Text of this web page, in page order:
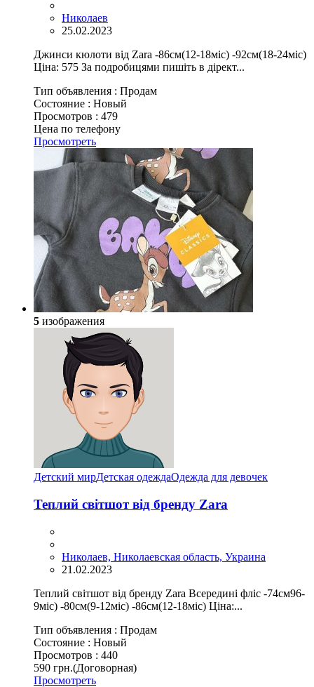
Николаев
25.02.2023
Джинси кюлоти від Zara -86см(12-18міс) -92см(18-24міс)
Ціна: 575 За подробицями пишіть в дірект...
Тип объявления : Продам
Состояние : Новый
Просмотров : 479
Цена по телефону
Просмотреть
5 изображения
Детский мирДетская одеждаОдежда для девочек
Теплий світшот від бренду Zara
Николаев, Николаевская область, Украина
21.02.2023
Теплий світшот від бренду Zara Всередині фліс -74см96-
9міс) -80см(9-12міс) -86см(12-18міс) Ціна:...
Тип объявления : Продам
Состояние : Новый
Просмотров : 440
590 грн.(Договорная)
Просмотреть